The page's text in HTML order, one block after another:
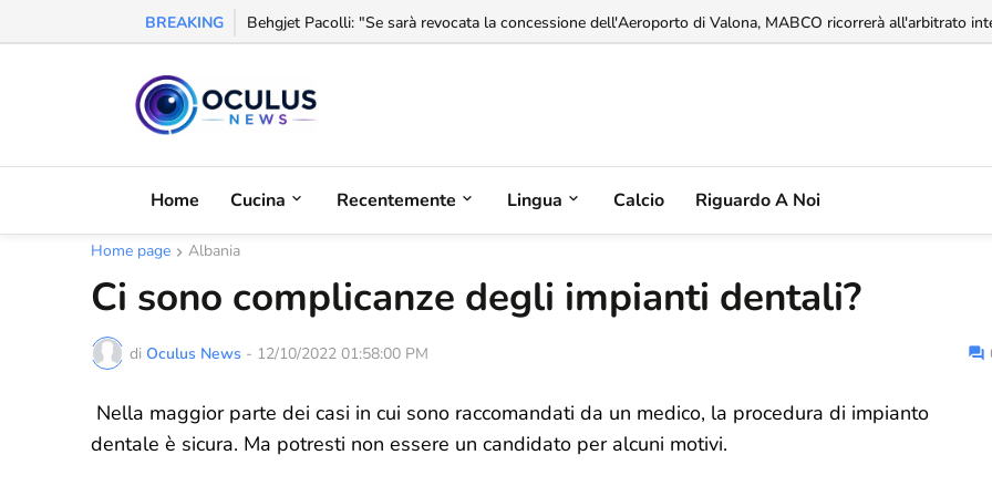
BREAKING L'Albania aumenta le importazioni alimentari del 14% mentre la produzione agricola continua a diminuire...
Home Cucina Recentemente Lingua Calcio Riguardo A Noi
Home page Albania
Ci sono complicanze degli impianti dentali?
di Oculus News - 12/10/2022 01:58:00 PM
Nella maggior parte dei casi in cui sono raccomandati da un medico, la procedura di impianto
dentale è sicura. Ma potresti non essere un candidato per alcuni motivi.